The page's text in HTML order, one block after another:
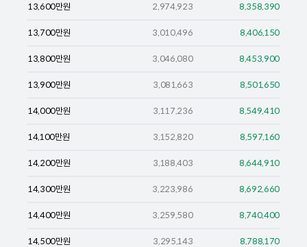
13,600만원 2,974,923 8,358,390
13,700만원 3,010,496 8,406,150
13,800만원 3,046,080 8,453,900
13,900만원 3,081,663 8,501,650
14,000만원 3,117,236 8,549,410
14,100만원 3,152,820 8,597,160
14,200만원 3,188,403 8,644,910
14,300만원 3,223,986 8,692,660
14,400만원 3,259,580 8,740,400
14,500만원 3,295,143 8,788,170